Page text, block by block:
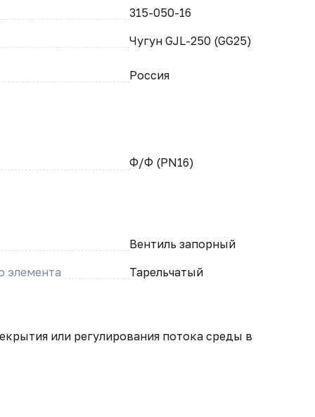
315-050-16
Чугун GJL-250 (GG25)
Россия
Ф/Ф (PN16)
Вентиль запорный
элемента
Тарельчатый
или регулирования потока среды в